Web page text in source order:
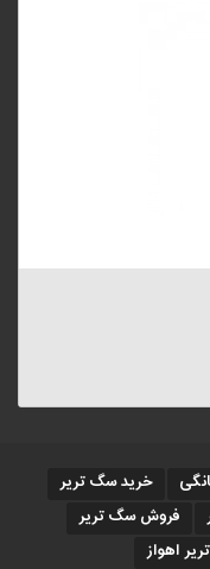
خرید سگ تریر
فروش سگ تریر
اهواز